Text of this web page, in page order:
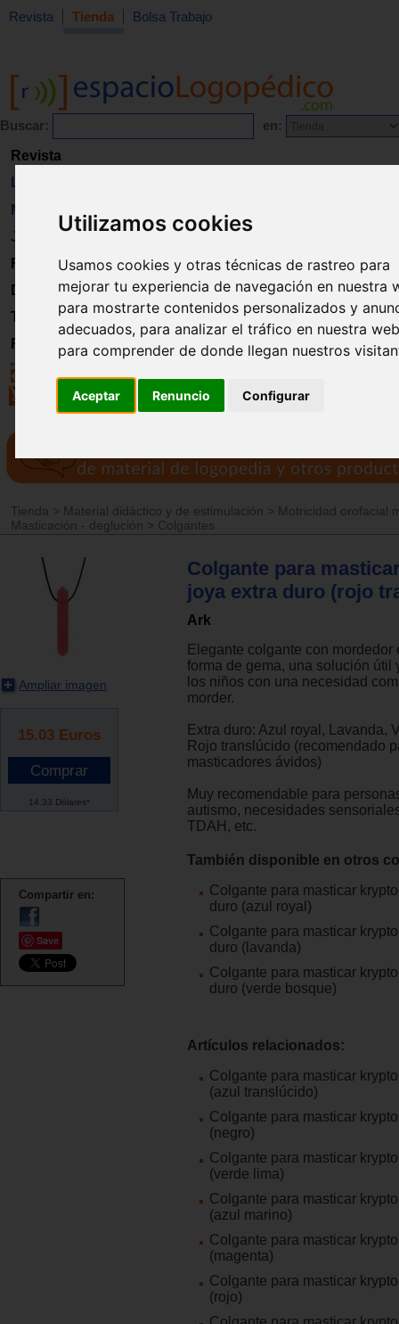
Utilizamos cookies
Usamos cookies y otras técnicas de rastreo para
mejorar tu experiencia de navegación en nuestra
para mostrarte contenidos personalizados y
adecuados, para analizar el tráfico en nuestra
para comprender de donde llegan nuestros
Aceptar Renuncio Configurar
Revista Tienda Bolsa Trabajo
Buscar: en:
Revista
Libros
Material
Juguetes
Formación
Directorio
Trabajo
Registro
Tienda > Material didáctico y de estimulación > Motricidad orofacial
Masticación - deglución > Colgantes
Ampliar imagen
15.03 Euros
14.33 Dólares*
Compartir en:
Save
Colgante para
joya extra duro (rojo
Ark
Elegante colgante con mordedor
forma de gema, una solución útil
los niños con una necesidad
morder.
Extra duro: Azul royal, Lavanda,
Rojo translúcido (recomendado
masticadores ávidos)
Muy recomendable para
autismo, necesidades
TDAH, etc.
También disponible en otros
Colgante para masticar
duro (azul royal)
Colgante para masticar
duro (lavanda)
Colgante para masticar
duro (verde bosque)
Artículos relacionados:
Colgante para masticar
(azul translúcido)
Colgante para masticar
(negro)
Colgante para masticar
(verde lima)
Colgante para masticar
(azul marino)
Colgante para masticar
(magenta)
Colgante para masticar
(rojo)